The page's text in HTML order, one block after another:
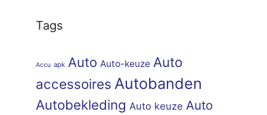
Tags
Accu apk Auto Auto-keuze Auto
accessoires Autobanden
Autobekleding Auto keuze Auto